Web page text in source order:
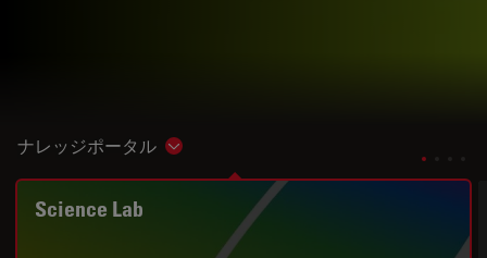
ナレッジポータル Show subnavigation
Science Lab